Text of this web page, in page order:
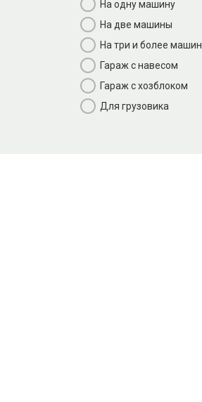
На одну машину
На две машины
На три и более машин
Гараж с навесом
Гараж с хозблоком
Для грузовика